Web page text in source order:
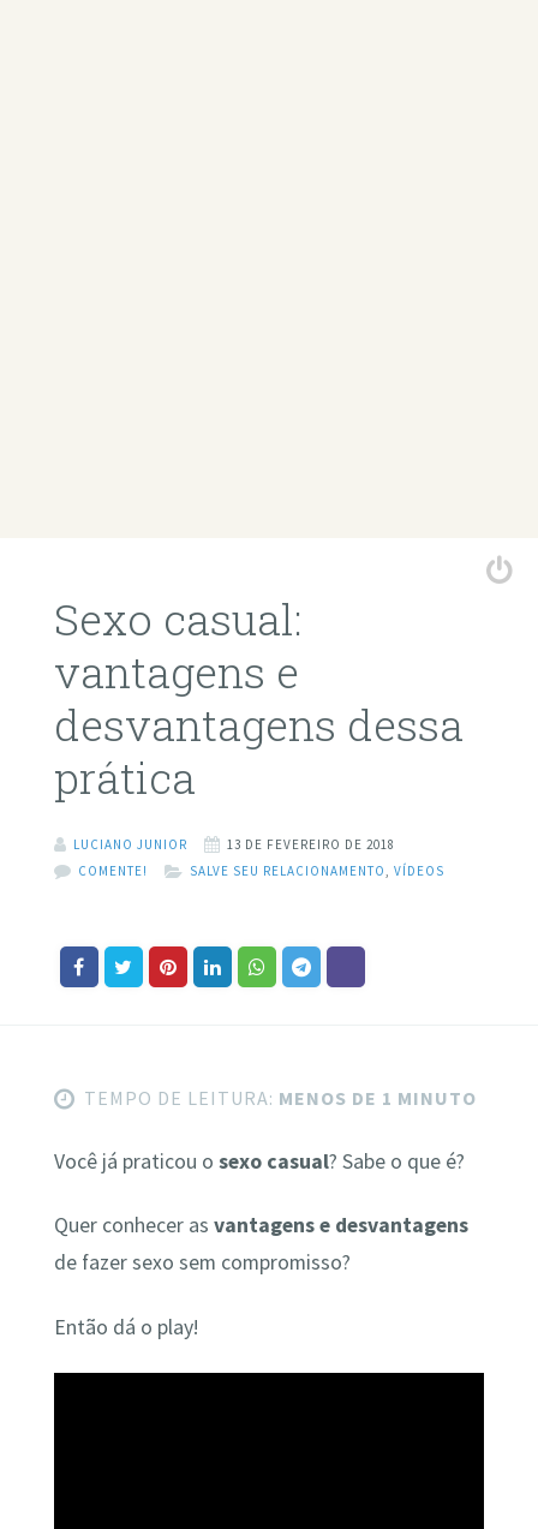
Sexo casual:
vantagens e
desvantagens dessa
prática
LUCIANO JUNIOR
13 DE FEVEREIRO DE 2018
COMENTE!
SALVE SEU RELACIONAMENTO VÍDEOS
TEMPO DE LEITURA: MENOS DE 1 MINUTO
Você já praticou o sexo casual? Sabe o que é?
Quer conhecer as vantagens e desvantagens
de fazer sexo sem compromisso?
Então dá o play!